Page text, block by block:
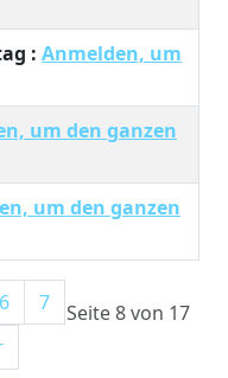
: Anmelden, um
um den ganzen
um den ganzen
Seite 8 von 17
6
7